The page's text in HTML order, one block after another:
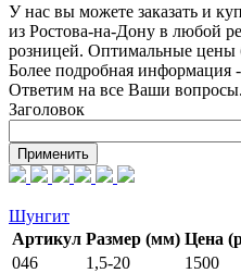
У нас вы можете заказать и
из Ростова-на-Дону в любой
розницей. Оптимальные цены
Более подробная информация
Ответим на все Ваши вопросы.
Заголовок
Шунгит
Артикул Размер (мм) Цена
046
1,5-20
1500